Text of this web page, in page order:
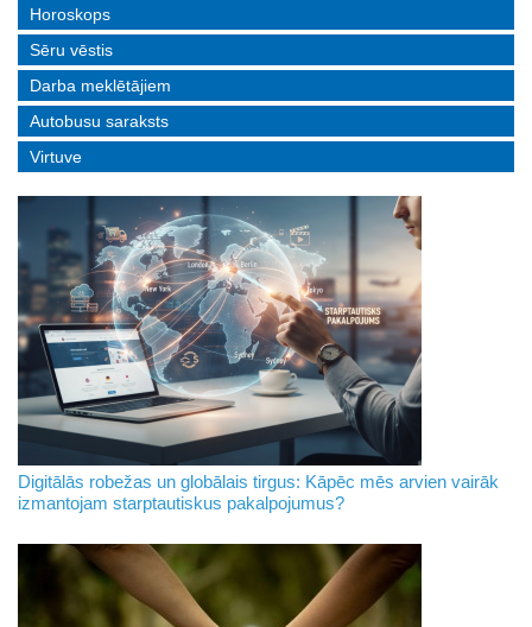
Horoskops
Sēru vēstis
Darba meklētājiem
Autobusu saraksts
Virtuve
Digitālās robežas un globālais tirgus: Kāpēc mēs arvien vairāk
izmantojam starptautiskus pakalpojumus?